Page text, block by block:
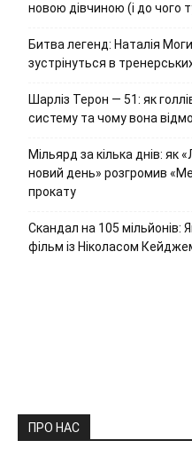
новою дівчиною (і до чого
Битва легенд: Наталія
зустрінуться в
Шарліз Терон — 51: як
систему та чому вона
Мільярд за кілька днів:
новий день» розгромив
прокату
Скандал на 105 мільйонів:
фільм із Ніколасом
ПРО НАС